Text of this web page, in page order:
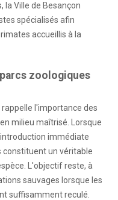
la Ville de Besançon
spécialisés afin
accueillis à la
zoologiques
l'importance des
milieu maîtrisé. Lorsque
immédiate
constituent un véritable
L'objectif reste, à
sauvages lorsque les
suffisamment reculé.